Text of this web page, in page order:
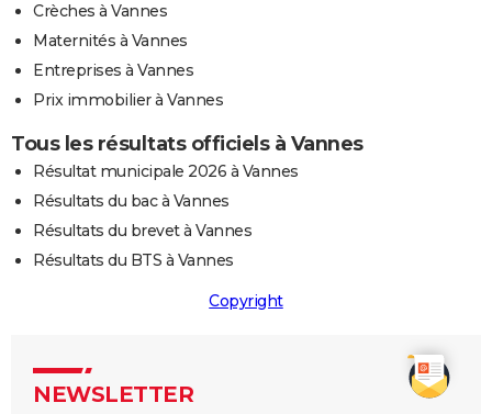
Crèches à Vannes
Maternités à Vannes
Entreprises à Vannes
Prix immobilier à Vannes
Tous les résultats officiels à Vannes
Résultat municipale 2026 à Vannes
Résultats du bac à Vannes
Résultats du brevet à Vannes
Résultats du BTS à Vannes
Copyright
NEWSLETTER